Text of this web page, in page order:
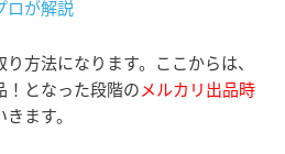
ロが解説
方法になります。ここからは、
！となった段階のメルカリ出品時
ます。